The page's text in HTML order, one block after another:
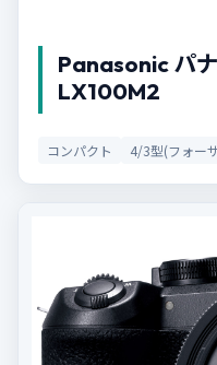
Panasonic パ
LX100M2
コンパクト 4/3型(フォー